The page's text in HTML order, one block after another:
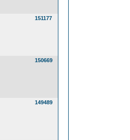
151177
150669
149489